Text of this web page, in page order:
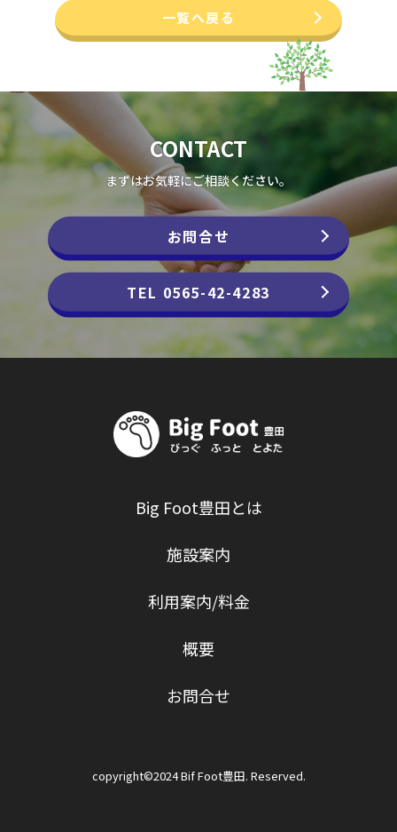
一覧へ戻る
CONTACT
まずはお気軽にご相談ください。
お問合せ
TEL 0565-42-4283
Big Foot豊田とは
施設案内
利用案内/料金
概要
お問合せ
copyright©2024 Bif Foot豊田. Reserved.